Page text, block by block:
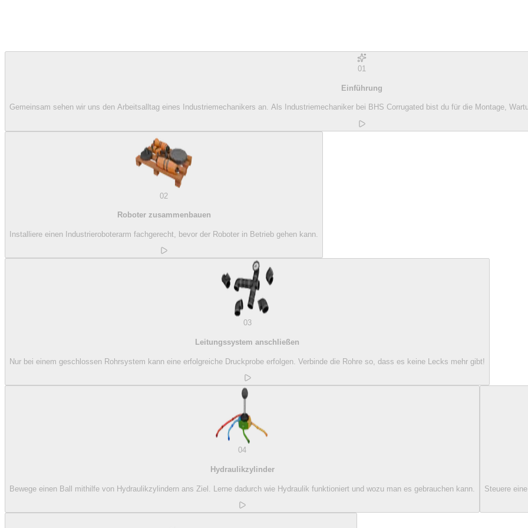
01
Einführung
Gemeinsam sehen wir uns den Arbeitsalltag eines Industriemechanikers an. Als Industriemechaniker bei BHS Corrugated bist du für die Montage,
02
Roboter zusammenbauen
Installiere einen Industrieroboterarm fachgerecht, bevor der Roboter in Betrieb gehen kann.
03
Leitungssystem anschließen
Nur bei einem geschlossen Rohrsystem kann eine erfolgreiche Druckprobe erfolgen. Verbinde die Rohre so, dass es keine Lecks mehr gibt!
04
Hydraulikzylinder
Bewege einen Ball mithilfe von Hydraulikzylindern ans Ziel. Lerne dadurch wie Hydraulik funktioniert und wozu man es gebrauchen kann. Steuere